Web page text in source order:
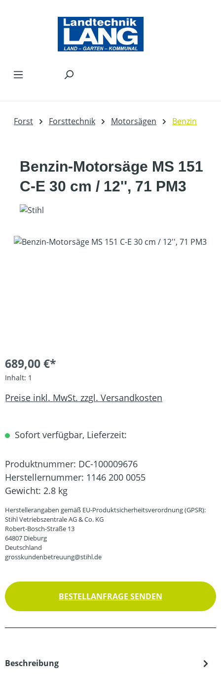
Forst Forsttechnik Motorsägen Benzin
Benzin-Motorsäge MS 151
C-E 30 cm / 12'', 71 PM3
Bildergalerie überspringen
689,00 €*
Inhalt: 1
Preise inkl. MwSt. zzgl. Versandkosten
Sofort verfügbar, Lieferzeit:
Produktnummer: DC-100009676
Herstellernummer: 1146 200 0055
Gewicht: 2.8 kg
Herstellerangaben gemäß EU-Produktsicherheitsverordnung (GPSR):
Stihl Vetriebszentrale AG & Co. KG
Robert-Bosch-Straße 13
64807 Dieburg
Deutschland
grosskundenbetreuung@stihl.de
BESTELLANFRAGE SENDEN
Beschreibung